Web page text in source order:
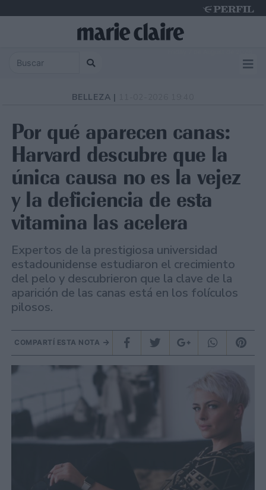
BELLEZA |
Por qué aparecen canas:
Harvard descubre que la
única causa no es la vejez
y la deficiencia de esta
vitamina las acelera
Expertos de la prestigiosa universidad
estadounidense estudiaron el crecimiento
del pelo y descubrieron que la clave de la
aparición de las canas está en los folículos
pilosos.
COMPARTÍ ESTA NOTA